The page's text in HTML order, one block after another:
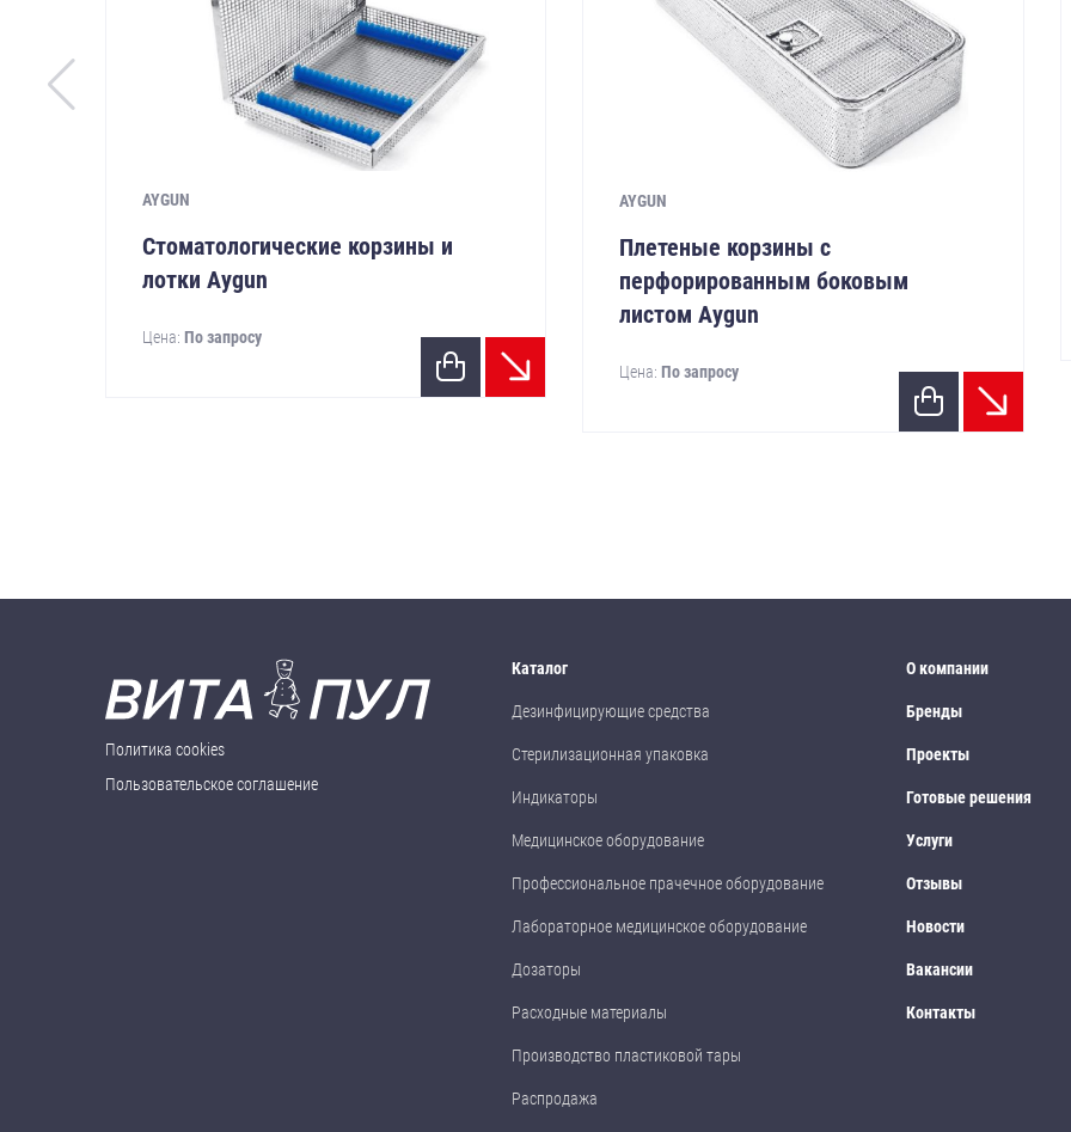
AYGUN
Стоматологические корзины и
лотки Aygun
Цена: По запросу
AYGUN
Плетеные корзины с
перфорированным боковым
листом Aygun
Цена:По запросу
Политика cookies
Пользовательское соглашение
Каталог
Дезинфицирующие средства
Стерилизационная упаковка
Индикаторы
Медицинское оборудование
Профессиональное прачечное оборудование
Лабораторное медицинское оборудование
Дозаторы
Расходные материалы
Производство пластиковой тары
Распродажа
О компании
Бренды
Проекты
Готовые решения
Услуги
Отзывы
Новости
Вакансии
Контакты